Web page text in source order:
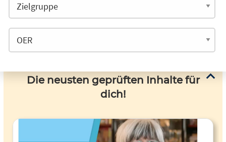
Die neusten geprüften Inhalte für
dich!